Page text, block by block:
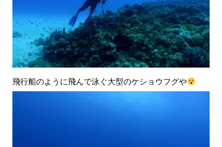
飛行船のように飛んで泳ぐ大型のケショウフグや